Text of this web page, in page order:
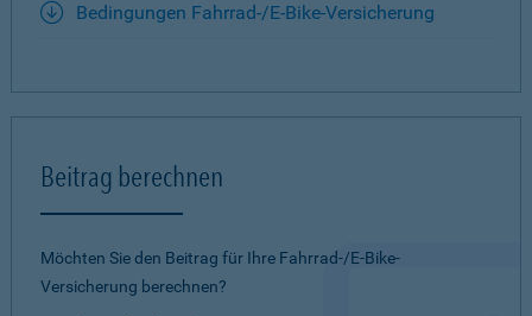
Bedingungen Fahrrad-/E-Bike-Versicherung
Beitrag berechnen
Möchten Sie den Beitrag für Ihre Fahrrad-/E-Bike-
Versicherung berechnen?